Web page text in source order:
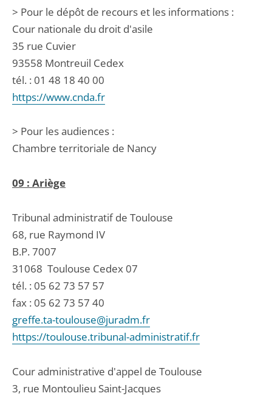
> Pour le dépôt de recours et les informations :
Cour nationale du droit d'asile
35 rue Cuvier
93558 Montreuil Cedex
tél. : 01 48 18 40 00
https://www.cnda.fr
> Pour les audiences :
Chambre territoriale de Nancy
09 : Ariège
Tribunal administratif de Toulouse
68, rue Raymond IV
B.P. 7007
31068 Toulouse Cedex 07
tél. : 05 62 73 57 57
fax : 05 62 73 57 40
greffe.ta-toulouse@juradm.fr
https://toulouse.tribunal-administratif.fr
Cour administrative d'appel de Toulouse
3, rue Montoulieu Saint-Jacques